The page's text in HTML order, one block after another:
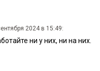
2024 в 15:49:
ни у них, ни на них.